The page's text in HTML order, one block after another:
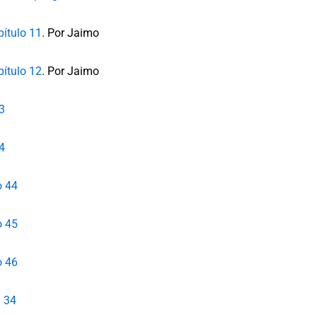
11 . Por Jaimo
12. Por Jaimo
44
45
46
34